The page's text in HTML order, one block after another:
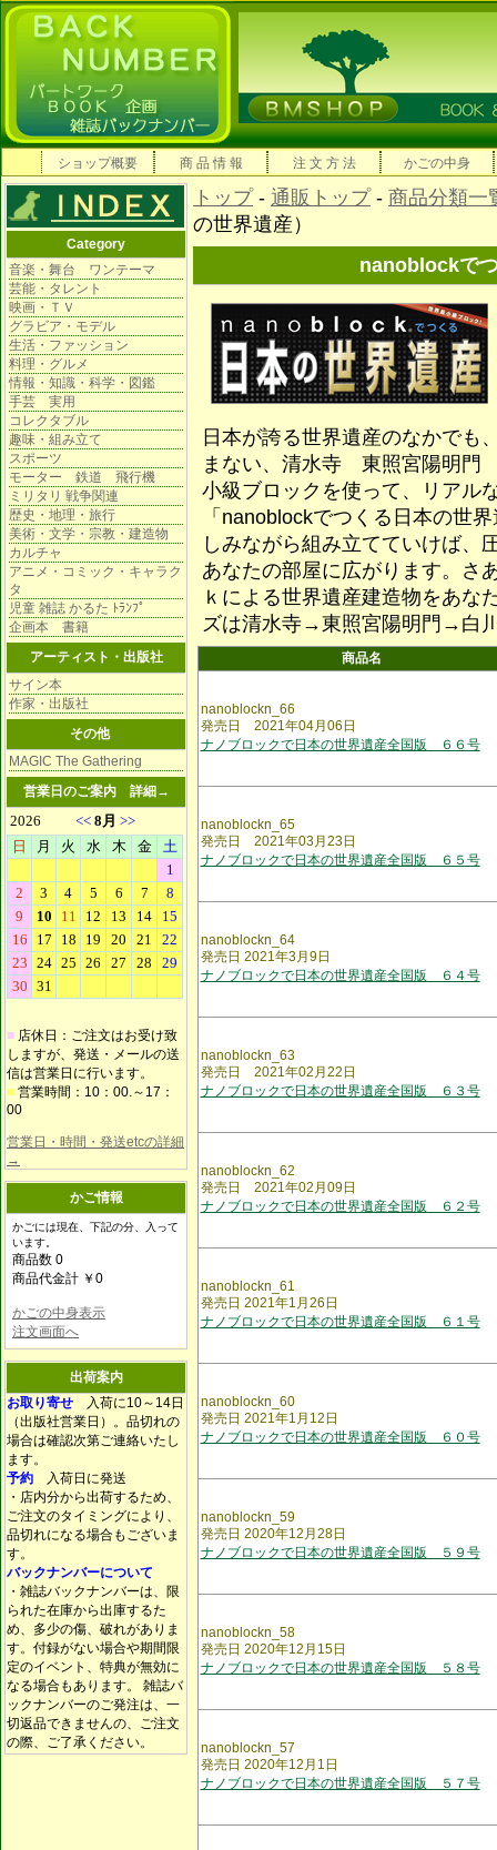
ショップ概要 商 品 情 報 注 文 方 法 かごの中身
Category
音楽・舞台 ワンテーマ
芸能・タレント
映画・ＴＶ
グラビア・モデル
生活・ファッション
料理・グルメ
情報・知識・科学・図鑑
手芸 実用
コレクタブル
趣味・組み立て
スポーツ
モーター 鉄道 飛行機
ミリタリ 戦争関連
歴史・地理・旅行
美術・文学・宗教・建造物
カルチャ
アニメ・コミック・キャラク
タ
児童 雑誌 かるた ﾄﾗﾝﾌﾟ
企画本 書籍
アーティスト・出版社
サイン本
作家・出版社
その他
MAGIC The Gathering
営業日のご案内 詳細→
■ 店休日：ご注文はお受け致
しますが、発送・メールの送
信は営業日に行います。
■ 営業時間：10：00.～17：
00
営業日・時間・発送etcの詳細
→
かご情報
かごには現在、下記の分、入って
います。
商品数 0
商品代金計 ￥0
かごの中身表示
注文画面へ
出荷案内
お取り寄せ 入荷に10～14日
（出版社営業日）。品切れの
場合は確認次第ご連絡いたし
ます。
予約 入荷日に発送
・店内分から出荷するため、
ご注文のタイミングにより、
品切れになる場合もございま
す。
バックナンバーについて
・雑誌バックナンバーは、限
られた在庫から出庫するた
め、多少の傷、破れがありま
す。付録がない場合や期間限
定のイベント、特典が無効に
なる場合もあります。 雑誌バ
ックナンバーのご発注は、一
切返品できませんの、ご注文
の際、ご了承ください。
トップ- 通販トップ- 商品分類一
の世界遺産）
nanoblockで
日本が誇る世界遺産のなかでも
まない、清水寺 東照宮陽明門
小級ブロックを使って、リアル
「nanoblockでつくる日本の世
しみながら組み立てていけば、
あなたの部屋に広がります。さ
ｋによる世界遺産建造物をあな
ズは清水寺→東照宮陽明門→白
商品名
nanoblockn_66
発売日 2021年04月06日
ナノブロックで日本の世界遺産全国版 ６６号
nanoblockn_65
発売日 2021年03月23日
ナノブロックで日本の世界遺産全国版 ６５号
nanoblockn_64
発売日 2021年3月9日
ナノブロックで日本の世界遺産全国版 ６４号
nanoblockn_63
発売日 2021年02月22日
ナノブロックで日本の世界遺産全国版 ６３号
nanoblockn_62
発売日 2021年02月09日
ナノブロックで日本の世界遺産全国版 ６２号
nanoblockn_61
発売日 2021年1月26日
ナノブロックで日本の世界遺産全国版 ６１号
nanoblockn_60
発売日 2021年1月12日
ナノブロックで日本の世界遺産全国版 ６０号
nanoblockn_59
発売日 2020年12月28日
ナノブロックで日本の世界遺産全国版 ５９号
nanoblockn_58
発売日 2020年12月15日
ナノブロックで日本の世界遺産全国版 ５８号
nanoblockn_57
発売日 2020年12月1日
ナノブロックで日本の世界遺産全国版 ５７号